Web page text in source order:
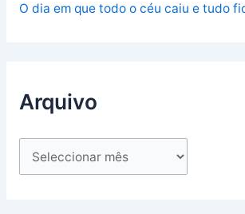
O dia em que todo o céu caiu e tudo
Arquivo